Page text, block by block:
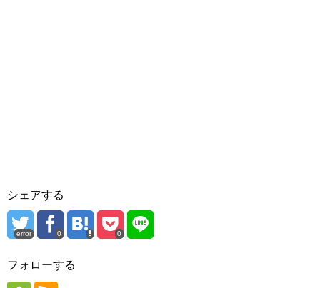
シェアする
error 0 0
フォローする